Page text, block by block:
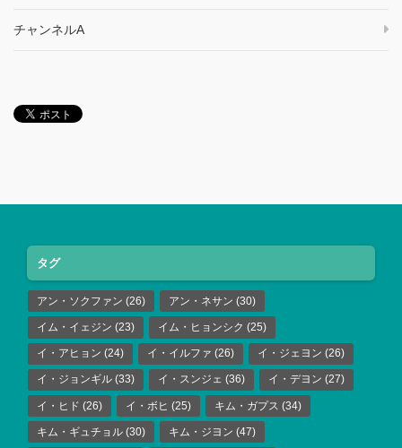
チャンネルA
タグ
アン・ソクファン (26) アン・ネサン (30)
イム・イェジン (23) イム・ヒョンシク (25)
イ・アヒョン (24) イ・イルファ (26) イ・ジェヨン (26)
イ・ジョンギル (33) イ・スンジェ (36) イ・デヨン (27)
イ・ヒド (26) イ・ボヒ (25) キム・ガプス (34)
キム・ギュチョル (30) キム・ジヨン (47)